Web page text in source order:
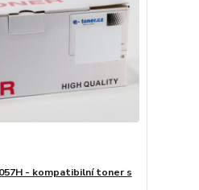
- kompatibilní toner s